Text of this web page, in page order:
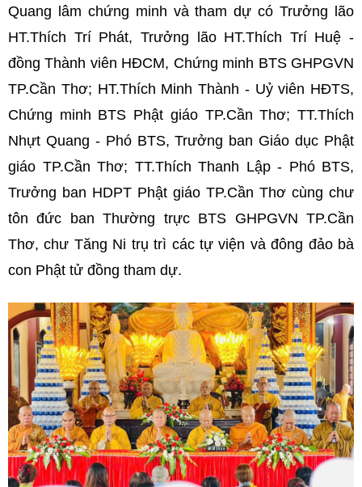
Quang lâm chứng minh và tham dự có Trưởng lão
HT.Thích Trí Phát, Trưởng lão HT.Thích Trí Huệ -
đồng Thành viên HĐCM, Chứng minh BTS GHPGVN
TP.Cần Thơ; HT.Thích Minh Thành - Uỷ viên HĐTS,
Chứng minh BTS Phật giáo TP.Cần Thơ; TT.Thích
Nhựt Quang - Phó BTS, Trưởng ban Giáo dục Phật
giáo TP.Cần Thơ; TT.Thích Thanh Lập - Phó BTS,
Trưởng ban HDPT Phật giáo TP.Cần Thơ cùng chư
tôn đức ban Thường trực BTS GHPGVN TP.Cần
Thơ, chư Tăng Ni trụ trì các tự viện và đông đảo bà
con Phật tử đồng tham dự.